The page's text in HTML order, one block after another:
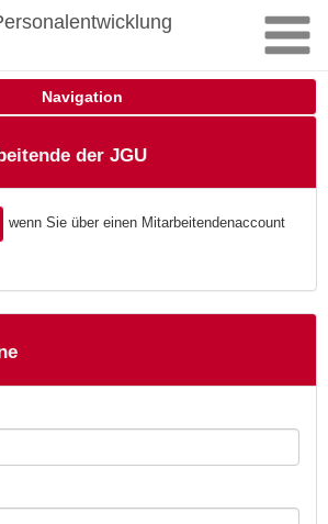
Navigation
der JGU
wenn Sie über einen Mitarbeitendenaccount